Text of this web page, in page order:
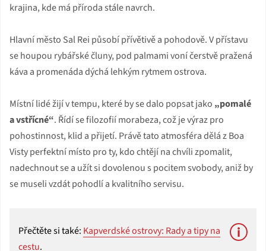
krajina, kde má příroda stále navrch.
Hlavní město Sal Rei působí přívětivě a pohodově. V přístavu
se houpou rybářské čluny, pod palmami voní čerstvě pražená
káva a promenáda dýchá lehkým rytmem ostrova.
Místní lidé žijí v tempu, které by se dalo popsat jako „pomalé
a vstřícné“. Řídí se filozofií morabeza, což je výraz pro
pohostinnost, klid a přijetí. Právě tato atmosféra dělá z Boa
Visty perfektní místo pro ty, kdo chtějí na chvíli zpomalit,
nadechnout se a užít si dovolenou s pocitem svobody, aniž by
se museli vzdát pohodlí a kvalitního servisu.
Přečtěte si také: Kapverdské ostrovy: Rady a tipy na
cestu.